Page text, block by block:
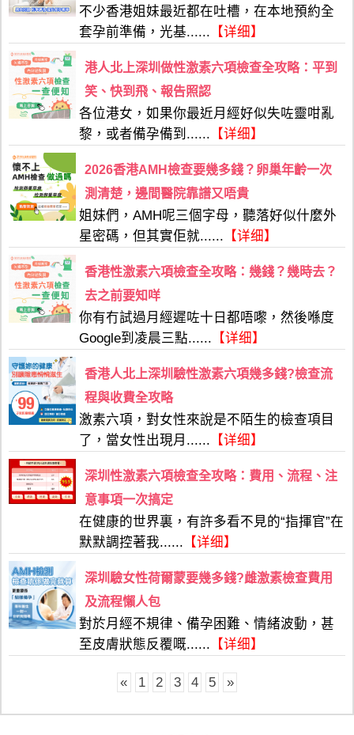
不少香港姐妹最近都在吐槽，在本地預約全
套孕前準備，光基...... 【详细】
港人北上深圳做性激素六項檢查全攻略：平到
笑、快到飛、報告照認
各位港女，如果你最近月經好似失咗靈咁亂
黎，或者備孕備到...... 【详细】
2026香港AMH檢查要幾多錢？卵巢年齡一次
測清楚，邊間醫院靠譜又唔貴
姐妹們，AMH呢三個字母，聽落好似什麼外
星密碼，但其實佢就...... 【详细】
香港性激素六項檢查全攻略：幾錢？幾時去？
去之前要知咩
你有冇試過月經遲咗十日都唔嚟，然後喺度
Google到凌晨三點...... 【详细】
香港人北上深圳驗性激素六項幾多錢?檢查流
程與收費全攻略
激素六項，對女性來說是不陌生的檢查項目
了，當女性出現月...... 【详细】
深圳性激素六項檢查全攻略：費用、流程、注
意事項一次搞定
在健康的世界裏，有許多看不見的“指揮官”在
默默調控著我...... 【详细】
深圳驗女性荷爾蒙要幾多錢?雌激素檢查費用
及流程懶人包
對於月經不規律、備孕困難、情緒波動，甚
至皮膚狀態反覆嘅...... 【详细】
« 1 2 3 4 5 »